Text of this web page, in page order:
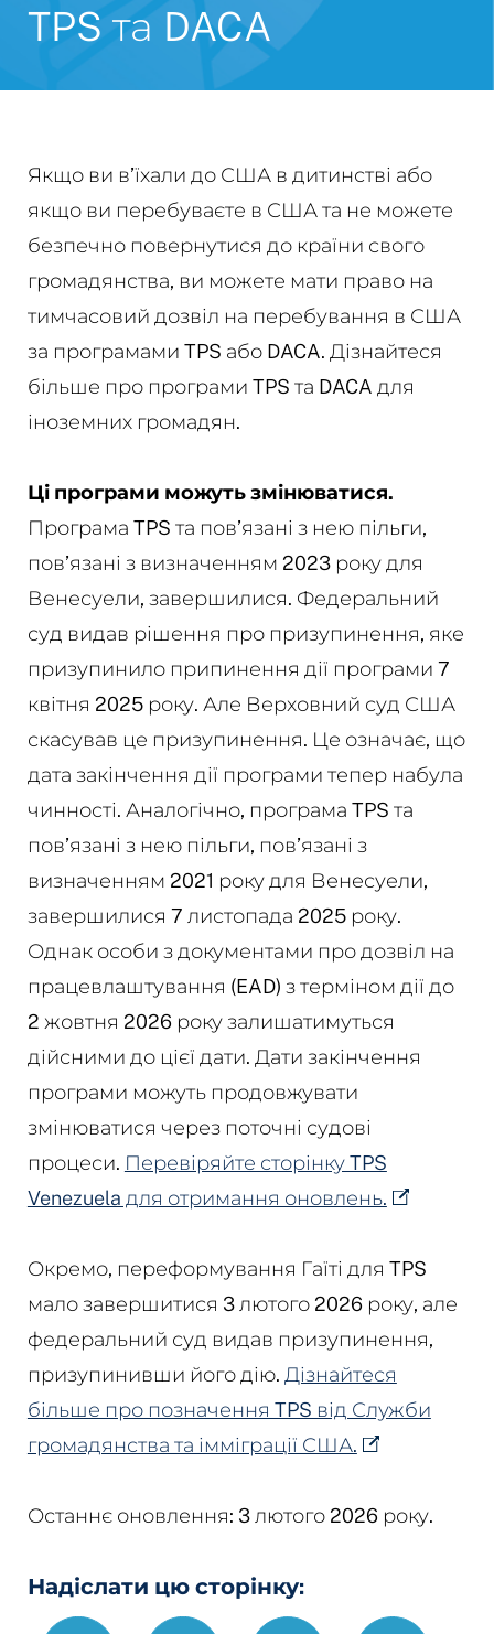
TPS та DACA
Якщо ви в’їхали до США в дитинстві або
якщо ви перебуваєте в США та не можете
безпечно повернутися до країни свого
громадянства, ви можете мати право на
тимчасовий дозвіл на перебування в США
за програмами TPS або DACA. Дізнайтеся
більше про програми TPS та DACA для
іноземних громадян.
Ці програми можуть змінюватися.
Програма TPS та пов’язані з нею пільги,
пов’язані з визначенням 2023 року для
Венесуели, завершилися. Федеральний
суд видав рішення про призупинення, яке
призупинило припинення дії програми 7
квітня 2025 року. Але Верховний суд США
скасував це призупинення. Це означає, що
дата закінчення дії програми тепер набула
чинності. Аналогічно, програма TPS та
пов’язані з нею пільги, пов’язані з
визначенням 2021 року для Венесуели,
завершилися 7 листопада 2025 року.
Однак особи з документами про дозвіл на
працевлаштування (EAD) з терміном дії до
2 жовтня 2026 року залишатимуться
дійсними до цієї дати. Дати закінчення
програми можуть продовжувати
змінюватися через поточні судові
процеси. Перевіряйте сторінку TPS
Venezuela для отримання оновлень.
Окремо, переформування Гаїті для TPS
мало завершитися 3 лютого 2026 року, але
федеральний суд видав призупинення,
призупинивши його дію. Дізнайтеся
більше про позначення TPS від Служби
громадянства та імміграції США.
Останнє оновлення: 3 лютого 2026 року.
Надіслати цю сторінку: